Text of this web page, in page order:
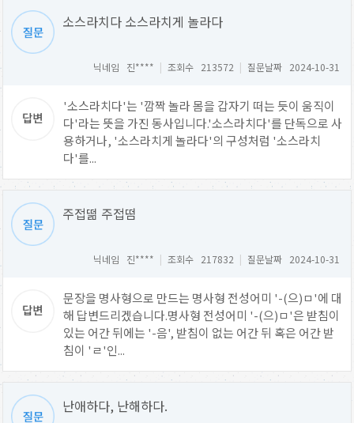
소스라치다 소스라치게 놀라다
닉네임 진**** | 조회수 213572 | 질문날짜 2024-10-31
'소스라치다'는 '깜짝 놀라 몸을 갑자기 떠는 듯이 움직이
다'라는 뜻을 가진 동사입니다.'소스라치다'를 단독으로 사
용하거나, '소스라치게 놀라다'의 구성처럼 '소스라치
다'를...
주접떪 주접떰
닉네임 진**** | 조회수 217832 | 질문날짜 2024-10-31
문장을 명사형으로 만드는 명사형 전성어미 '-(으)ㅁ'에 대
해 답변드리겠습니다.명사형 전성어미 '-(으)ㅁ'은 받침이
있는 어간 뒤에는 '-음', 받침이 없는 어간 뒤 혹은 어간 받
침이 'ㄹ'인...
난애하다, 난해하다.